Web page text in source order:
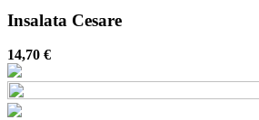
Insalata Cesare
14,70 €